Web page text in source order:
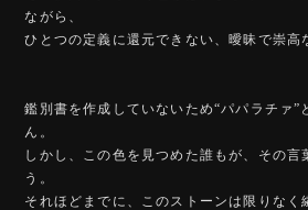
ながら、
ひとつの定義に還元できない、曖昧で崇高
鑑別書を作成していないため“パパラチァ”
ん。
しかし、この色を見つめた誰もが、その言
う。
それほどまでに、このストーンは限りなく